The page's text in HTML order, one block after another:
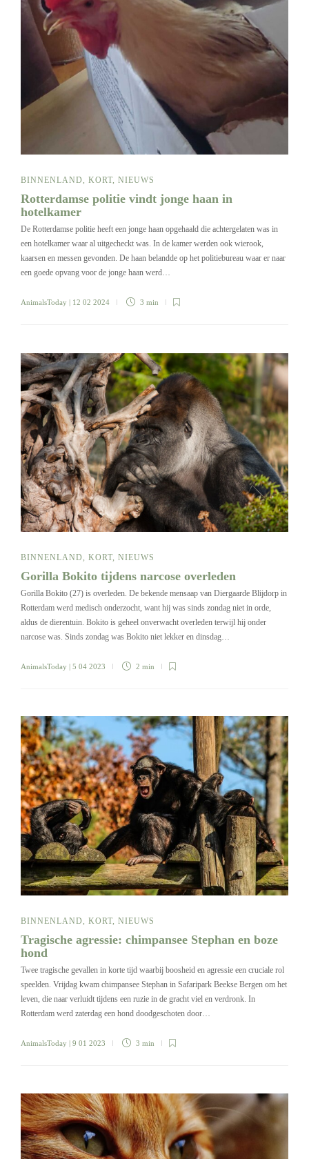
BINNENLAND, KORT, NIEUWS
Rotterdamse politie vindt jonge haan in
hotelkamer
De Rotterdamse politie heeft een jonge haan opgehaald die achtergelaten was in
een hotelkamer waar al uitgecheckt was. In de kamer werden ook wierook,
kaarsen en messen gevonden. De haan belandde op het politiebureau waar er naar
een goede opvang voor de jonge haan werd…
AnimalsToday | 12 02 2024 3 min
BINNENLAND KORT NIEUWS
Gorilla Bokito tijdens narcose overleden
Gorilla Bokito (27) is overleden. De bekende mensaap van Diergaarde Blijdorp in
Rotterdam werd medisch onderzocht, want hij was sinds zondag niet in orde,
aldus de dierentuin. Bokito is geheel onverwacht overleden terwijl hij onder
narcose was. Sinds zondag was Bokito niet lekker en dinsdag…
AnimalsToday | 5 04 2023 2 min
BINNENLAND, KORT, NIEUWS
Tragische agressie: chimpansee Stephan en boze
hond
Twee tragische gevallen in korte tijd waarbij boosheid en agressie een cruciale rol
speelden. Vrijdag kwam chimpansee Stephan in Safaripark Beekse Bergen om het
leven, die naar verluidt tijdens een ruzie in de gracht viel en verdronk. In
Rotterdam werd zaterdag een hond doodgeschoten door…
AnimalsToday | 9 01 2023 3 min